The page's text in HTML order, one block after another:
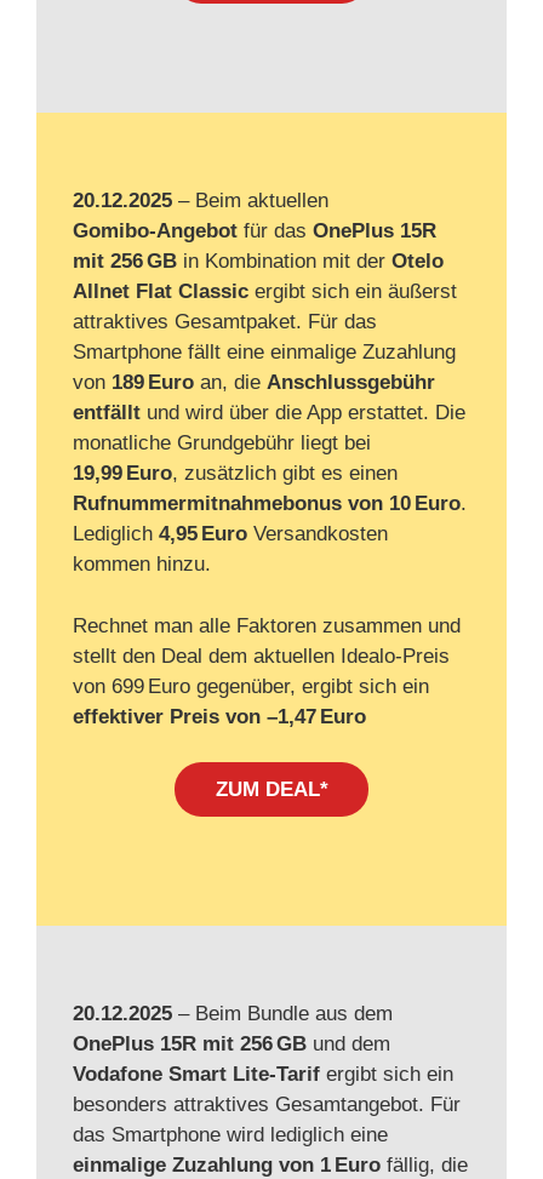
20.12.2025 – Beim aktuellen
Gomibo‑Angebot für das OnePlus 15R
mit 256 GB in Kombination mit der Otelo
Allnet Flat Classic ergibt sich ein äußerst
attraktives Gesamtpaket. Für das
Smartphone fällt eine einmalige Zuzahlung
von 189 Euro an, die Anschlussgebühr
entfällt und wird über die App erstattet. Die
monatliche Grundgebühr liegt bei
19,99 Euro, zusätzlich gibt es einen
Rufnummermitnahmebonus von 10 Euro.
Lediglich 4,95 Euro Versandkosten
kommen hinzu.
Rechnet man alle Faktoren zusammen und
stellt den Deal dem aktuellen Idealo‑Preis
von 699 Euro gegenüber, ergibt sich ein
effektiver Preis von –1,47 Euro
ZUM DEAL*
20.12.2025 – Beim Bundle aus dem
OnePlus 15R mit 256 GB und dem
Vodafone Smart Lite‑Tarif ergibt sich ein
besonders attraktives Gesamtangebot. Für
das Smartphone wird lediglich eine
einmalige Zuzahlung von 1 Euro fällig, die